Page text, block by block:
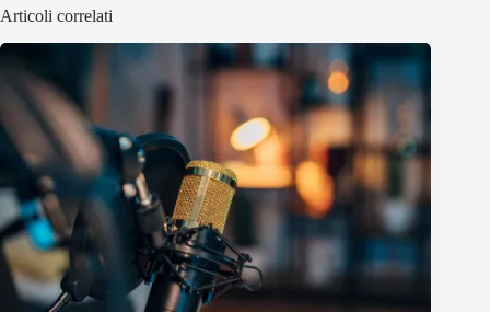
Articoli correlati